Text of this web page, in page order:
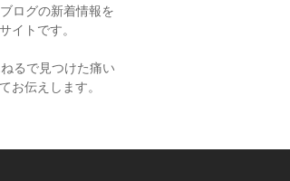
ログの新着情報を
イトです。
るで見つけた痛い
お伝えします。